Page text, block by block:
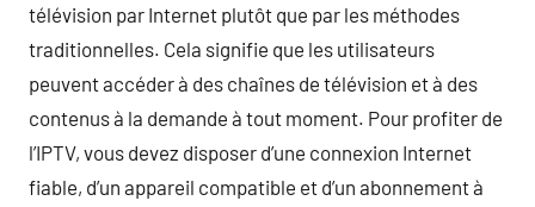
télévision par Internet plutôt que par les méthodes
traditionnelles. Cela signifie que les utilisateurs
peuvent accéder à des chaînes de télévision et à des
contenus à la demande à tout moment. Pour profiter de
l’IPTV, vous devez disposer d’une connexion Internet
fiable, d’un appareil compatible et d’un abonnement à